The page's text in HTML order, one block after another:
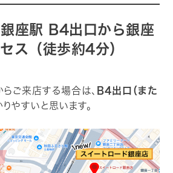
座駅 B4出口から銀座
ス（徒歩約4分）
ご来店する場合は、 B4出口（また
やすいと思います。